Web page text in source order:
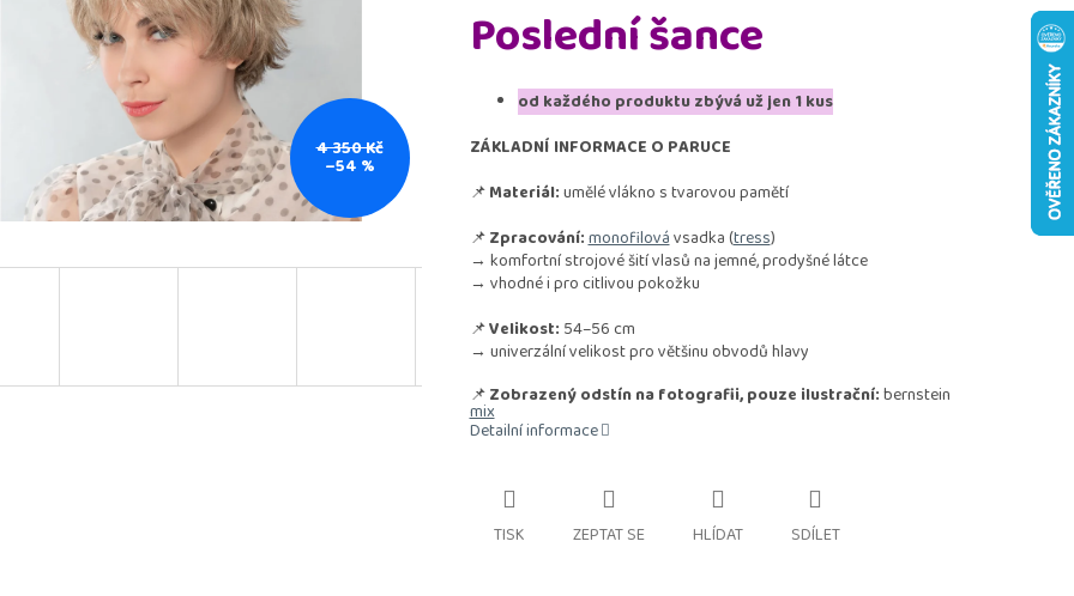
4 350 Kč
–54 %
Poslední šance
od každého produktu zbývá už jen 1 kus
ZÁKLADNÍ INFORMACE O PARUCE
📌Materiál:umělé vlákno s tvarovou pamětí
📌Zpracování:monofilovávsadka (tress)
→ komfortní strojové šití vlasů na jemné, prodyšné látce
→ vhodné i pro citlivou pokožku
📌Velikost: 54–56 cm
→ univerzální velikost pro většinu obvodů hlavy
📌Zobrazený odstín na fotografii, pouze ilustrační:bernstein
mix
Detailní informace
TISK ZEPTAT SE HLÍDAT SDÍLET